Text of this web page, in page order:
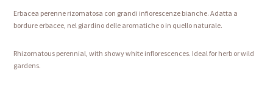
Erbacea perenne rizomatosa con grandi infiorescenze bianche. Adatta a
bordure erbacee, nel giardino delle aromatiche o in quello naturale.
Rhizomatous perennial, with showy white inflorescences. Ideal for herb or wild
gardens.